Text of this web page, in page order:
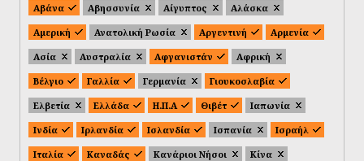
Αβάνα Αβησσυνία Αίγυπτος
Αλάσκα
Αμερική
Ανατολική Ρωσία Αργεντινή
Αρμενία
Ασία
Αυστραλία Αφγανιστάν
Αφρική
Βέλγιο
Γαλλία Γερμανία
Γιουκοσλαβία
Ελβετία
Ελλάδα Η.Π.Α Θιβέτ
Ιαπωνία
Ινδία
Ιρλανδία Ισλανδία Ισπανία
Ισραήλ
Ιταλία
Καναδάς Κανάριοι Νήσοι
Κίνα